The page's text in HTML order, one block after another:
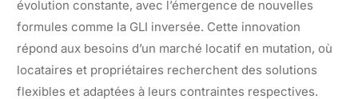
évolution constante, avec l’émergence de nouvelles
formules comme la GLI inversée. Cette innovation
répond aux besoins d’un marché locatif en mutation, où
locataires et propriétaires recherchent des solutions
flexibles et adaptées à leurs contraintes respectives.